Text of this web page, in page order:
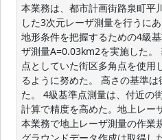
本業務は、都市計画街路泉町平
した3次元レーザ測量を行うに
地形条件を把握するための4級
ザ測量A=0.03km2を実施した
点としていた街区多角点を使用
るように努めた。 高さの基準
た。 4級基準点測量は、付近の
計算で精度を高めた。地上レー
本業務で地上レーザ測量の作業
グラウンドデータ作成は取得し